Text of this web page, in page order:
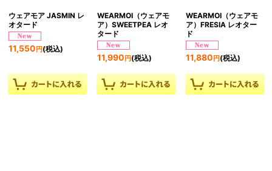
ウェアモア JASMIN レ
オタード
11,550 円 (税込)
WEARMOI（ウェアモ
ア）SWEETPEA レオ
タード
11,990 円(税込)
WEARMOI（ウェアモ
ア）FRESIA レオター
ド
11,880 円(税込)